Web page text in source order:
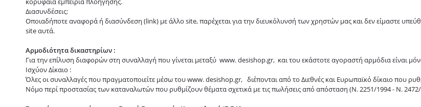
Διασυνδέσεις:
Οποιαδήποτε αναφορά ή διασύνδεση (link) με άλλο site, παρέχεται για την διευκόλυνσή των χρηστών μας και δεν είμαστε
site αυτά.
Αρμοδιότητα δικαστηρίων :
Για την επίλυση διαφορών στη συναλλαγή που γίνεται μεταξύ www. desishop.gr, και του εκάστοτε αγοραστή αρμόδια είναι
Ισχύον Δίκαιο :
Όλες οι συναλλαγές που πραγματοποιείτε μέσω του www. desishop.gr, διέπονται από το Διεθνές και Ευρωπαϊκό δίκαιο που
Νόμο περί προστασίας των καταναλωτών που ρυθμίζουν θέματα σχετικά με τις πωλήσεις από απόσταση (Ν. 2251/1994 - Ν.